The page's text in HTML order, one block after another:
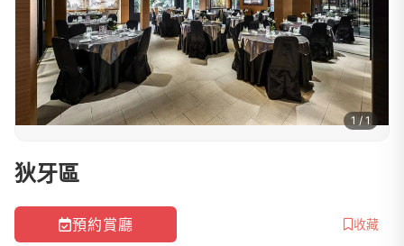
1 / 1
狄牙區
預約賞廳 收藏